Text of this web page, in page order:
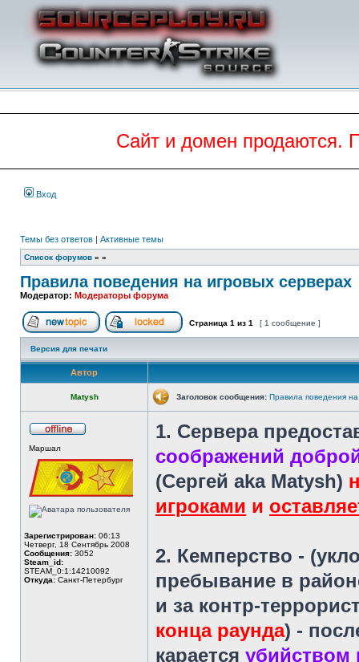
Сайт и домен продаются.
Вход
Темы без ответов | Активные темы
Список форумов » »
Правила поведения на игровых серверах
Модератор: Модераторы форума
Начать новую тему Эта тема закрыта, вы не можете
Страница 1 из 1 [ 1 сообщение ]
Версия для печати
Автор
Matysh Заголовок сообщения: Правила поведения
сети
Маршал
Зарегистрирован: 06:13
Четверг, 18 Сентябрь 2008
Сообщения: 3052
Steam_id:
STEAM_0:1:14210092
Откуда: Санкт-Петербург
1. Сервера
соображений
(Сергей aka Matysh)
игроками и
2. Кемперство -
пребывание в
и за контр-
конца раунда) -
карается убийством